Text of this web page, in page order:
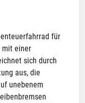
für
mit einer
sich durch
aus, die
unebenem